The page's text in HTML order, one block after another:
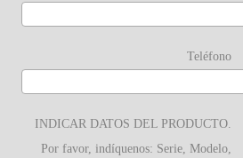
Teléfono
INDICAR DATOS DEL PRODUCTO.
Por favor, indíquenos: Serie, Modelo,